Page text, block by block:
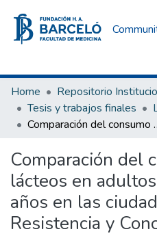
Home
Tesis y trabajos finales
Comparación del consumo de
Comparación del
lácteos en
años en las
Resistencia y